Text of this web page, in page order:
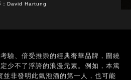
：David Hartung
驗、倍受推崇的經典奢華品牌，圍繞
少不了浮誇的浪漫元素。例如，本篤
非發明此氣泡酒的第一人，也可能